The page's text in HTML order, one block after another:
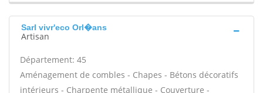
Sarl vivr'eco Orl�ans
Artisan
Département: 45
Aménagement de combles - Chapes - Bétons décoratifs
intérieurs - Charpente métallique - Couverture -